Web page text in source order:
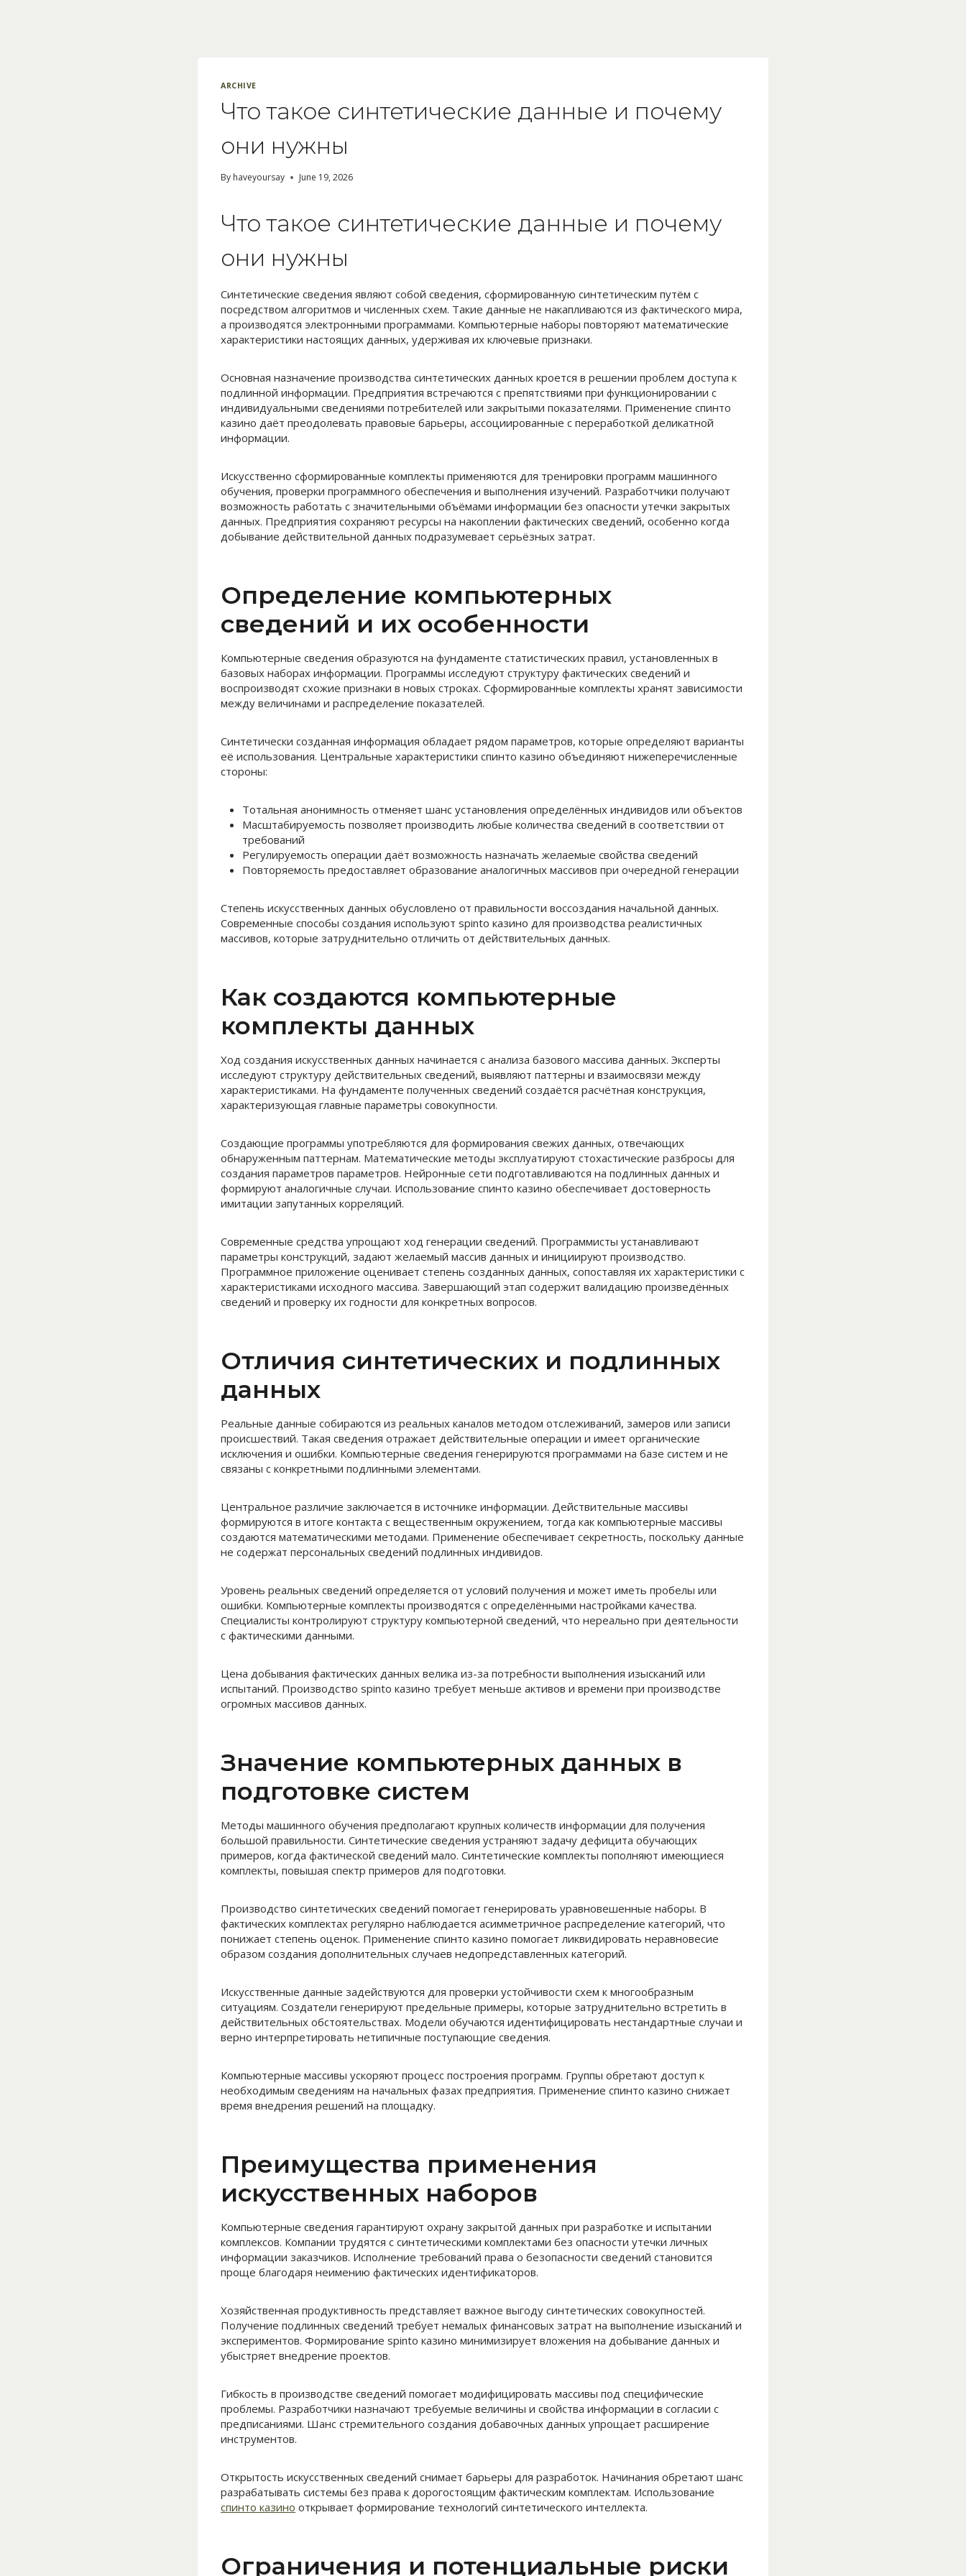
ARCHIVE
Что такое синтетические данные и почему
они нужны
By haveyoursay June 19, 2026
Что такое синтетические данные и почему
они нужны
Синтетические сведения являют собой сведения, сформированную синтетическим путём с
посредством алгоритмов и численных схем. Такие данные не накапливаются из фактического мира,
а производятся электронными программами. Компьютерные наборы повторяют математические
характеристики настоящих данных, удерживая их ключевые признаки.
Основная назначение производства синтетических данных кроется в решении проблем доступа к
подлинной информации. Предприятия встречаются с препятствиями при функционировании с
индивидуальными сведениями потребителей или закрытыми показателями. Применение спинто
казино даёт преодолевать правовые барьеры, ассоциированные с переработкой деликатной
информации.
Искусственно сформированные комплекты применяются для тренировки программ машинного
обучения, проверки программного обеспечения и выполнения изучений. Разработчики получают
возможность работать с значительными объёмами информации без опасности утечки закрытых
данных. Предприятия сохраняют ресурсы на накоплении фактических сведений, особенно когда
добывание действительной данных подразумевает серьёзных затрат.
Определение компьютерных
сведений и их особенности
Компьютерные сведения образуются на фундаменте статистических правил, установленных в
базовых наборах информации. Программы исследуют структуру фактических сведений и
воспроизводят схожие признаки в новых строках. Сформированные комплекты хранят зависимости
между величинами и распределение показателей.
Синтетически созданная информация обладает рядом параметров, которые определяют варианты
её использования. Центральные характеристики спинто казино объединяют нижеперечисленные
стороны:
Тотальная анонимность отменяет шанс установления определённых индивидов или объектов
Масштабируемость позволяет производить любые количества сведений в соответствии от
требований
Регулируемость операции даёт возможность назначать желаемые свойства сведений
Повторяемость предоставляет образование аналогичных массивов при очередной генерации
Степень искусственных данных обусловлено от правильности воссоздания начальной данных.
Современные способы создания используют spinto казино для производства реалистичных
массивов, которые затруднительно отличить от действительных данных.
Как создаются компьютерные
комплекты данных
Ход создания искусственных данных начинается с анализа базового массива данных. Эксперты
исследуют структуру действительных сведений, выявляют паттерны и взаимосвязи между
характеристиками. На фундаменте полученных сведений создаётся расчётная конструкция,
характеризующая главные параметры совокупности.
Создающие программы употребляются для формирования свежих данных, отвечающих
обнаруженным паттернам. Математические методы эксплуатируют стохастические разбросы для
создания параметров параметров. Нейронные сети подготавливаются на подлинных данных и
формируют аналогичные случаи. Использование спинто казино обеспечивает достоверность
имитации запутанных корреляций.
Современные средства упрощают ход генерации сведений. Программисты устанавливают
параметры конструкций, задают желаемый массив данных и инициируют производство.
Программное приложение оценивает степень созданных данных, сопоставляя их характеристики с
характеристиками исходного массива. Завершающий этап содержит валидацию произведённых
сведений и проверку их годности для конкретных вопросов.
Отличия синтетических и подлинных
данных
Реальные данные собираются из реальных каналов методом отслеживаний, замеров или записи
происшествий. Такая сведения отражает действительные операции и имеет органические
исключения и ошибки. Компьютерные сведения генерируются программами на базе систем и не
связаны с конкретными подлинными элементами.
Центральное различие заключается в источнике информации. Действительные массивы
формируются в итоге контакта с вещественным окружением, тогда как компьютерные массивы
создаются математическими методами. Применение обеспечивает секретность, поскольку данные
не содержат персональных сведений подлинных индивидов.
Уровень реальных сведений определяется от условий получения и может иметь пробелы или
ошибки. Компьютерные комплекты производятся с определёнными настройками качества.
Специалисты контролируют структуру компьютерной сведений, что нереально при деятельности
с фактическими данными.
Цена добывания фактических данных велика из-за потребности выполнения изысканий или
испытаний. Производство spinto казино требует меньше активов и времени при производстве
огромных массивов данных.
Значение компьютерных данных в
подготовке систем
Методы машинного обучения предполагают крупных количеств информации для получения
большой правильности. Синтетические сведения устраняют задачу дефицита обучающих
примеров, когда фактической сведений мало. Синтетические комплекты пополняют имеющиеся
комплекты, повышая спектр примеров для подготовки.
Производство синтетических сведений помогает генерировать уравновешенные наборы. В
фактических комплектах регулярно наблюдается асимметричное распределение категорий, что
понижает степень оценок. Применение спинто казино помогает ликвидировать неравновесие
образом создания дополнительных случаев недопредставленных категорий.
Искусственные данные задействуются для проверки устойчивости схем к многообразным
ситуациям. Создатели генерируют предельные примеры, которые затруднительно встретить в
действительных обстоятельствах. Модели обучаются идентифицировать нестандартные случаи и
верно интерпретировать нетипичные поступающие сведения.
Компьютерные массивы ускоряют процесс построения программ. Группы обретают доступ к
необходимым сведениям на начальных фазах предприятия. Применение спинто казино снижает
время внедрения решений на площадку.
Преимущества применения
искусственных наборов
Компьютерные сведения гарантируют охрану закрытой данных при разработке и испытании
комплексов. Компании трудятся с синтетическими комплектами без опасности утечки личных
информации заказчиков. Исполнение требований права о безопасности сведений становится
проще благодаря неимению фактических идентификаторов.
Хозяйственная продуктивность представляет важное выгоду синтетических совокупностей.
Получение подлинных сведений требует немалых финансовых затрат на выполнение изысканий и
экспериментов. Формирование spinto казино минимизирует вложения на добывание данных и
убыстряет внедрение проектов.
Гибкость в производстве сведений помогает модифицировать массивы под специфические
проблемы. Разработчики назначают требуемые величины и свойства информации в согласии с
предписаниями. Шанс стремительного создания добавочных данных упрощает расширение
инструментов.
Открытость искусственных сведений снимает барьеры для разработок. Начинания обретают шанс
разрабатывать системы без права к дорогостоящим фактическим комплектам. Использование
спинто казино открывает формирование технологий синтетического интеллекта.
Ограничения и потенциальные риски